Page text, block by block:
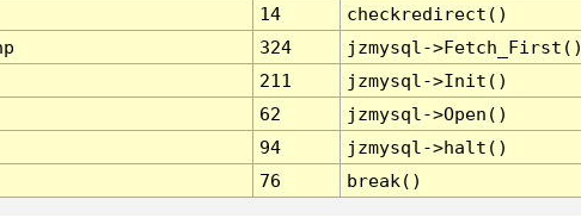
14
checkredirect()
324
jzmysql-
211
jzmysql->Init()
62
jzmysql->Open()
94
jzmysql->halt()
76 break()